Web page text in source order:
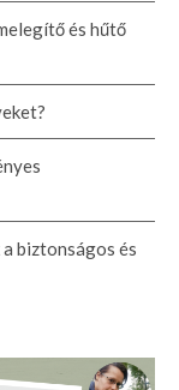
és hűtő
biztonságos és